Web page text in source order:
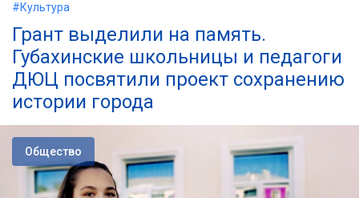
#Культура
Грант выделили на память.
Губахинские школьницы и педагоги
ДЮЦ посвятили проект сохранению
истории города
Общество